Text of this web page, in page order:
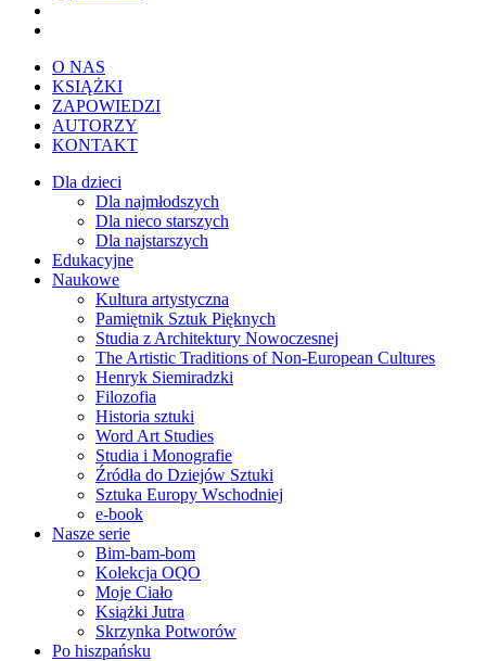
O NAS
KSIĄŻKI
ZAPOWIEDZI
AUTORZY
KONTAKT
Dla dzieci
Dla najmłodszych
Dla nieco starszych
Dla najstarszych
Edukacyjne
Naukowe
Kultura artystyczna
Pamiętnik Sztuk Pięknych
Studia z Architektury Nowoczesnej
The Artistic Traditions of Non-European Cultures
Henryk Siemiradzki
Filozofia
Historia sztuki
Word Art Studies
Studia i Monografie
Źródła do Dziejów Sztuki
Sztuka Europy Wschodniej
e-book
Nasze serie
Bim-bam-bom
Kolekcja OQO
Moje Ciało
Książki Jutra
Skrzynka Potworów
Po hiszpańsku